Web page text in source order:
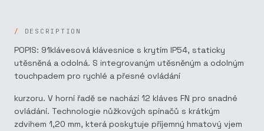
DESCRIPTION
POPIS: 91klávesová klávesnice s krytím IP54, staticky
utěsněná a odolná. S integrovaným utěsněným a odolným
touchpadem pro rychlé a přesné ovládání
kurzoru. V horní řadě se nachází 12 kláves FN pro snadné
ovládání. Technologie nůžkových spínačů s krátkým
zdvihem 1,20 mm, která poskytuje příjemný hmatový vjem